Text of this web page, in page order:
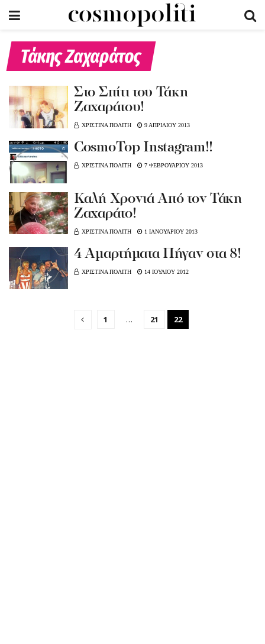
Τάκης Ζαχαράτος
Στο Σπίτι του Τάκη
Ζαχαράτου!
ΧΡΙΣΤΙΝΑ ΠΟΛΙΤΗ 9 ΑΠΡΙΛΙΟΥ 2013
CosmoTop Instagram!!
ΧΡΙΣΤΙΝΑ ΠΟΛΙΤΗ 7 ΦΕΒΡΟΥΑΡΙΟΥ 2013
Καλή Χρονιά Από τον Τάκη
Ζαχαράτο!
ΧΡΙΣΤΙΝΑ ΠΟΛΙΤΗ 1 ΙΑΝΟΥΑΡΙΟΥ 2013
4 Αμαρτήματα Πήγαν στα 8!
ΧΡΙΣΤΙΝΑ ΠΟΛΙΤΗ 14 ΙΟΥΛΙΟΥ 2012
1 … 21 22